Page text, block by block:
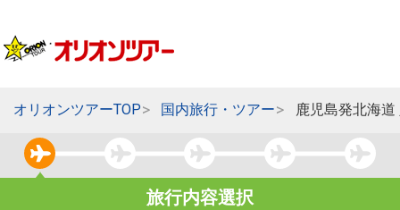
オリオンツアーTOP 国内旅行・ツアー 鹿児島発北海
旅行内容選択